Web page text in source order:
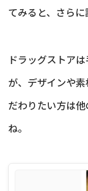
てみると、さらに
ドラッグストア
が、デザインや
だわりたい方は
ね。